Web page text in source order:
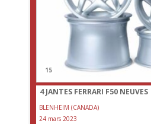
15
4 JANTES FERRARI F50 NEUVES
BLENHEIM (CANADA)
24 mars 2023